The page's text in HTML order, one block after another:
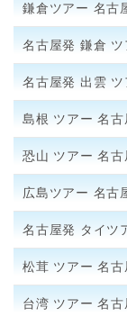
鎌倉ツアー 名古
名古屋発 鎌倉 ツ
名古屋発 出雲 ツ
島根 ツアー 名古
恐山 ツアー 名古
広島ツアー 名古
名古屋発 タイツ
松茸 ツアー 名古
台湾 ツアー 名古